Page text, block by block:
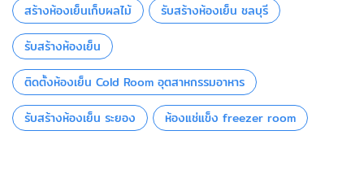
สร้างห้องเย็นเก็บผลไม้
รับสร้างห้องเย็น ชลบุรี
รับสร้างห้องเย็น
ติดตั้งห้องเย็น Cold Room อุตสาหกรรมอาหาร
รับสร้างห้องเย็น ระยอง
ห้องแช่แข็ง freezer room